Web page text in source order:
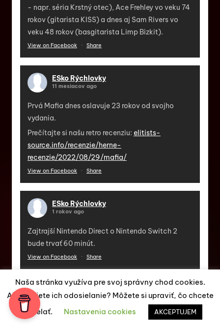
- napr. séria Krstný otec), Ace Frehley vo veku 74
rokov (gitarista KISS) a dnes aj Sam Rivers vo
veku 48 rokov (basgitarista Limp Bizkit).
View on Facebook · Share
ESko Rýchlovky
11 mesiacov ago
Prvá Mafia dnes oslavuje 23 rokov od svojho
vydania.
Prečítajte si našu retro recenziu: elitists-
source.info/recenzie/herne-
recenzie/2022/08/29/mafia/
View on Facebook · Share
ESko Rýchlovky
1 rokov ago
Zajtrajší Nintendo Direct o Nintendo Switch 2
bude trvať 60 minút.
View on Facebook · Share
1 rokov ago
Už čoskoro vyjde remaster českej adventúry
Naša stránka využíva pre svoj správny chod cookies.
Akceptujete ich odosielanie? Môžete si upraviť, čo chcete
odosielať.
Nastavenia cookies AKCEPTUJEM